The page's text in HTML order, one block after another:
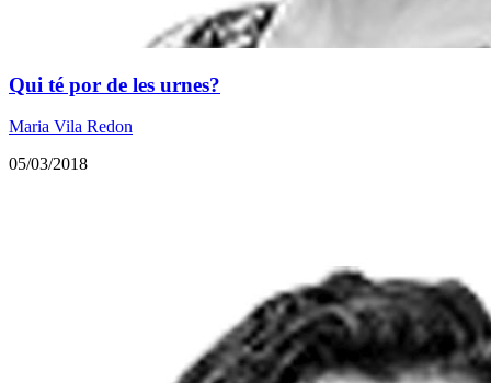
Qui té por de les urnes?
Maria Vila Redon
05/03/2018